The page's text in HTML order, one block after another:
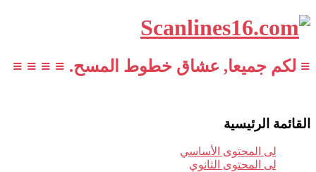
≡ لكم جميعا, عشاق خطوط المسح. ≡ ≡ ≡ ≡
القائمة الرئيسية
تخطي إلى المحتوى الأساسي
تخطي إلى المحتوى الثانوي